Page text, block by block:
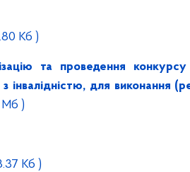
Кб )
та проведення конкурсу
для виконання
Мб )
Кб )